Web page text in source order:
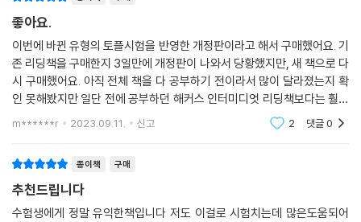
좋아요.
이번에 바뀐 유형의 토플시험을 반영한 개정판이라고 해서 구매했어요. 기
존 리딩책을 구매한지 3일만에 개정판이 나와서 당황했지만, 새 책으로 다
시 구매했어요. 아직 전체 책을 다 공부하기 전이라서 많이 달라졌는지 확
인 못해봤지만 일단 전에 공부하던 해커스 인터미디엇 리딩책보다는 훨씬
어려운 편이네요. 지문도 길어지고 문장구조도 좀더 어려워져서 문제푸는
m******r 2023.09.11. 신고 2 댓글0
종이책 구매
추천드립니다
수험생에게 정말 유익한책입니다 저도 이걸로 시험치는데 많은도움되어